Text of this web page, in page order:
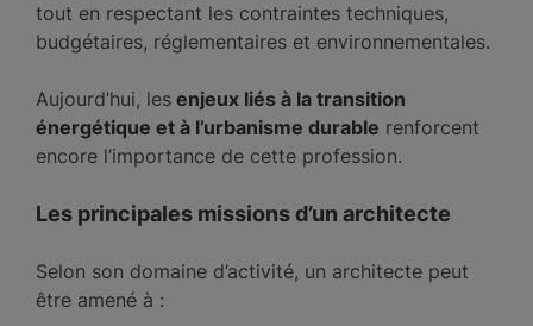
tout en respectant les contraintes techniques,
budgétaires, réglementaires et environnementales.
Aujourd’hui, les enjeux liés à la transition
énergétique et à l’urbanisme durable renforcent
encore l’importance de cette profession.
Les principales missions d’un architecte
Selon son domaine d’activité, un architecte peut
être amené à :